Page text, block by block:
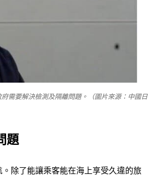
需要解決檢測及隔離問題。（圖片來源：中國日
題
除了能讓乘客能在海上享受久違的旅